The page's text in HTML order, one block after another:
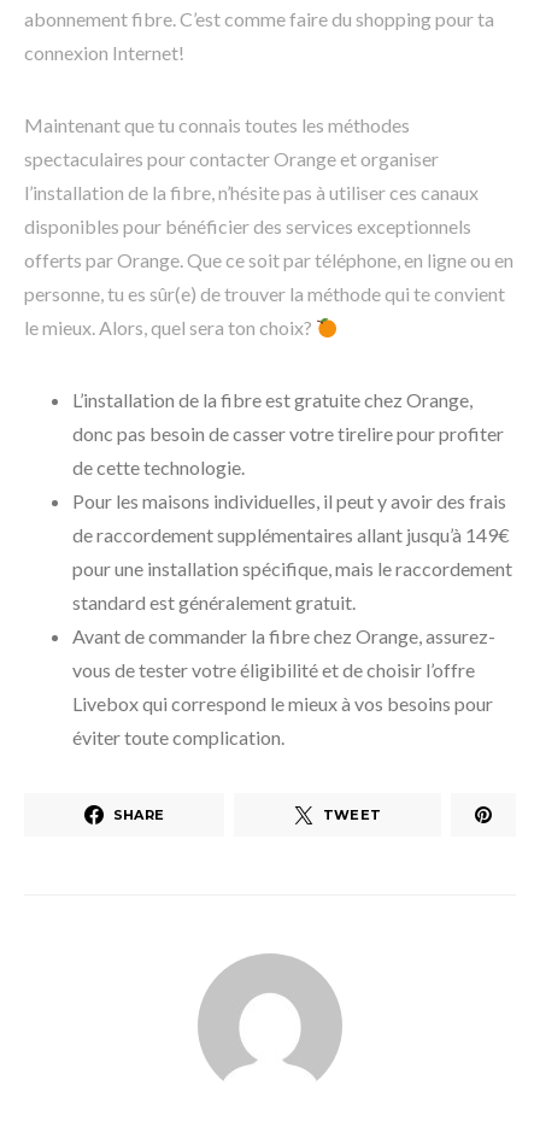
abonnement fibre. C’est comme faire du shopping pour ta
connexion Internet!
Maintenant que tu connais toutes les méthodes
spectaculaires pour contacter Orange et organiser
l’installation de la fibre, n’hésite pas à utiliser ces canaux
disponibles pour bénéficier des services exceptionnels
offerts par Orange. Que ce soit par téléphone, en ligne ou en
personne, tu es sûr(e) de trouver la méthode qui te convient
le mieux. Alors, quel sera ton choix?
L’installation de la fibre est gratuite chez Orange,
donc pas besoin de casser votre tirelire pour profiter
de cette technologie.
Pour les maisons individuelles, il peut y avoir des frais
de raccordement supplémentaires allant jusqu’à 149€
pour une installation spécifique, mais le raccordement
standard est généralement gratuit.
Avant de commander la fibre chez Orange, assurez-
vous de tester votre éligibilité et de choisir l’offre
Livebox qui correspond le mieux à vos besoins pour
éviter toute complication.
SHARE TWEET